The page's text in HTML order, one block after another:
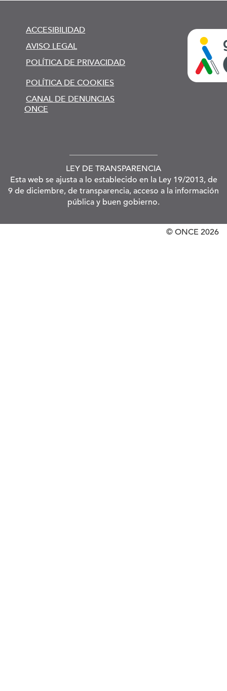
ACCESIBILIDAD
AVISO LEGAL
POLÍTICA DE PRIVACIDAD
POLÍTICA DE COOKIES
CANAL DE DENUNCIAS
ONCE
LEY DE TRANSPARENCIA
Esta web se ajusta a lo establecido en la Ley 19/2013, de
9 de diciembre, de transparencia, acceso a la información
pública y buen gobierno.
© ONCE 2026